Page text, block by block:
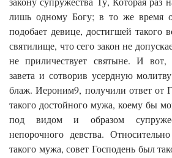
лишь одному Богу; в то же время
подобает девице, достигшей такого
святилище, что сего закон не
не приличествует святыне. И
завета и сотворив усердную
блаж. Иероним9, получили ответ от
такого достойного мужа, коему бы
под видом и образом
непорочного девства.
такого мужа, совет Господень был